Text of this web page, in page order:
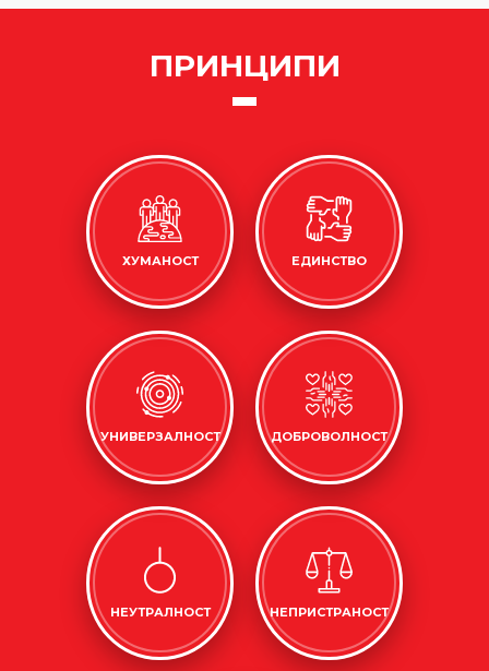
ПРИНЦИПИ
ХУМАНОСТ ЕДИНСТВО
УНИВЕРЗАЛНОСТ ДОБРОВОЛНОСТ
НЕУТРАЛНОСТ НЕПРИСТРАНОСТ